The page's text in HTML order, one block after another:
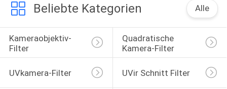
Beliebte Kategorien Alle
Kameraobjektiv-
Filter
Quadratische
Kamera-Filter
UVkamera-Filter UVir Schnitt Filter